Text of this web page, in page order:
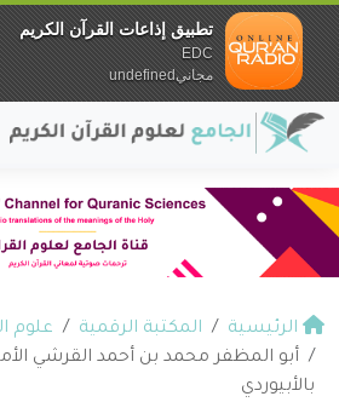
الرئيسية المكتبة الرقمية
علوم
أبو المظفر محمد بن أحمد القرشي
بالأبيوردي
تطبيق إذاعات القرآن الكريم
EDC
مجانيundefined